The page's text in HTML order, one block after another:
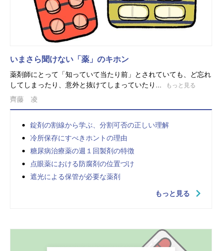
いまさら聞けない「薬」のキホン
薬剤師にとって「知っていて当たり前」とされていても、ど忘れ
してしまったり、意外と抜けてしまっていたり...
もっと見る
齊藤 凌
錠剤の割線から学ぶ、分割可否の正しい理解
冷所保存にすべきホントの理由
糖尿病治療薬の週１回製剤の特徴
点眼薬における防腐剤の位置づけ
遮光による保管が必要な薬剤
もっと見る